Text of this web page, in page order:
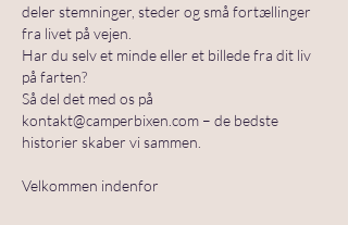
deler stemninger, steder og små fortællinger
fra livet på vejen.
Har du selv et minde eller et billede fra dit liv
på farten?
Så del det med os på
kontakt@camperbixen.com – de bedste
historier skaber vi sammen.
Velkommen indenfor